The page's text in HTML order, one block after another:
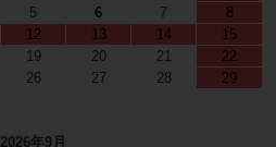
5 6 7
8
12 13 14
15
19 20 21
22
26 27 28
29
2026年9月